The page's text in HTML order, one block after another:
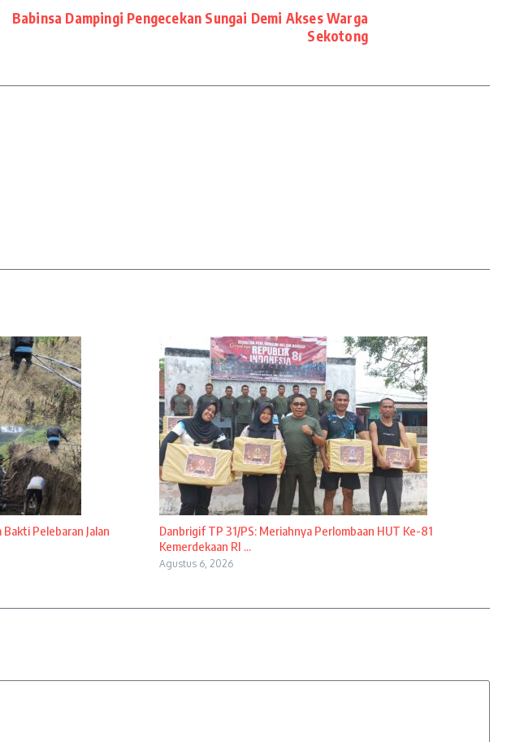
Babinsa Dampingi Pengecekan Sungai Demi Akses Warga
Sekotong
Pelebaran Jalan
Danbrigif TP 31/PS: Meriahnya Perlombaan HUT Ke-81
Kemerdekaan RI ...
Agustus 6, 2026